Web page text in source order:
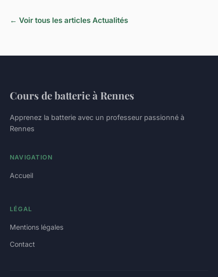
← Voir tous les articles Actualités
Cours de batterie à Rennes
Apprenez la batterie avec un professeur passionné à
Rennes
NAVIGATION
Accueil
LÉGAL
Mentions légales
Contact